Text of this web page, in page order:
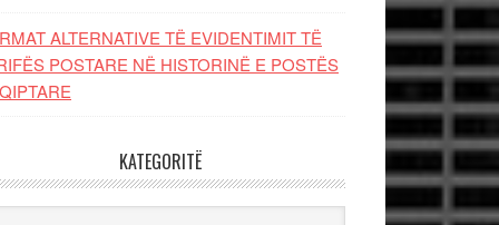
ALTERNATIVE TË EVIDENTIMIT TË
POSTARE NË HISTORINË E POSTËS
KATEGORITË